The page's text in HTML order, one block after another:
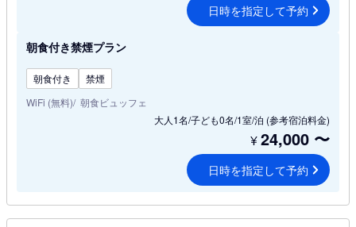
日時を指定して予約
朝食付き禁煙プラン
朝食付き
禁煙
WiFi (無料) 朝食ビュッフェ
大人1名/子ども0名/1室/泊 (参考宿泊料金)
¥24,000 〜
日時を指定して予約